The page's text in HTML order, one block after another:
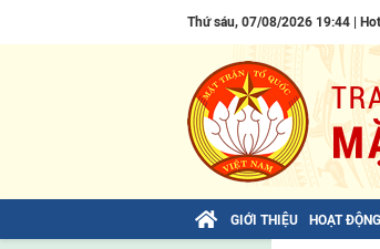
Thứ sáu, 07/08/2026 19:44 |
GIỚI THIỆU HOẠT